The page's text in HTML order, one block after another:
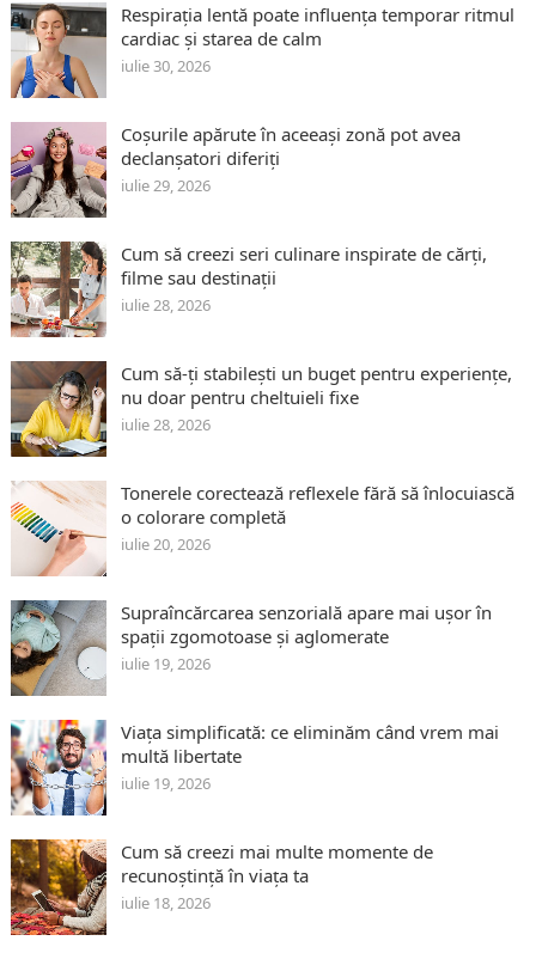
Respirația lentă poate influența temporar ritmul
cardiac și starea de calm
iulie 30, 2026
Coșurile apărute în aceeași zonă pot avea
declanșatori diferiți
iulie 29, 2026
Cum să creezi seri culinare inspirate de cărți,
filme sau destinații
iulie 28, 2026
Cum să-ți stabilești un buget pentru experiențe,
nu doar pentru cheltuieli fixe
iulie 28, 2026
Tonerele corectează reflexele fără să înlocuiască
o colorare completă
iulie 20, 2026
Supraîncărcarea senzorială apare mai ușor în
spații zgomotoase și aglomerate
iulie 19, 2026
Viața simplificată: ce eliminăm când vrem mai
multă libertate
iulie 19, 2026
Cum să creezi mai multe momente de
recunoștință în viața ta
iulie 18, 2026